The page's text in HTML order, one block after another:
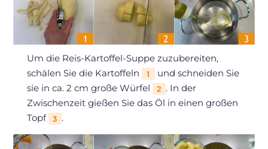
Um die Reis-Kartoffel-Suppe zuzubereiten,
schälen Sie die Kartoffeln
1
und schneiden Sie
sie in ca. 2 cm große Würfel
2 . In der
Zwischenzeit gießen Sie das Öl in einen großen
Topf
3 .